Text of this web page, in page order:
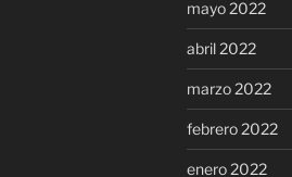
mayo 2022
abril 2022
marzo 2022
febrero 2022
enero 2022